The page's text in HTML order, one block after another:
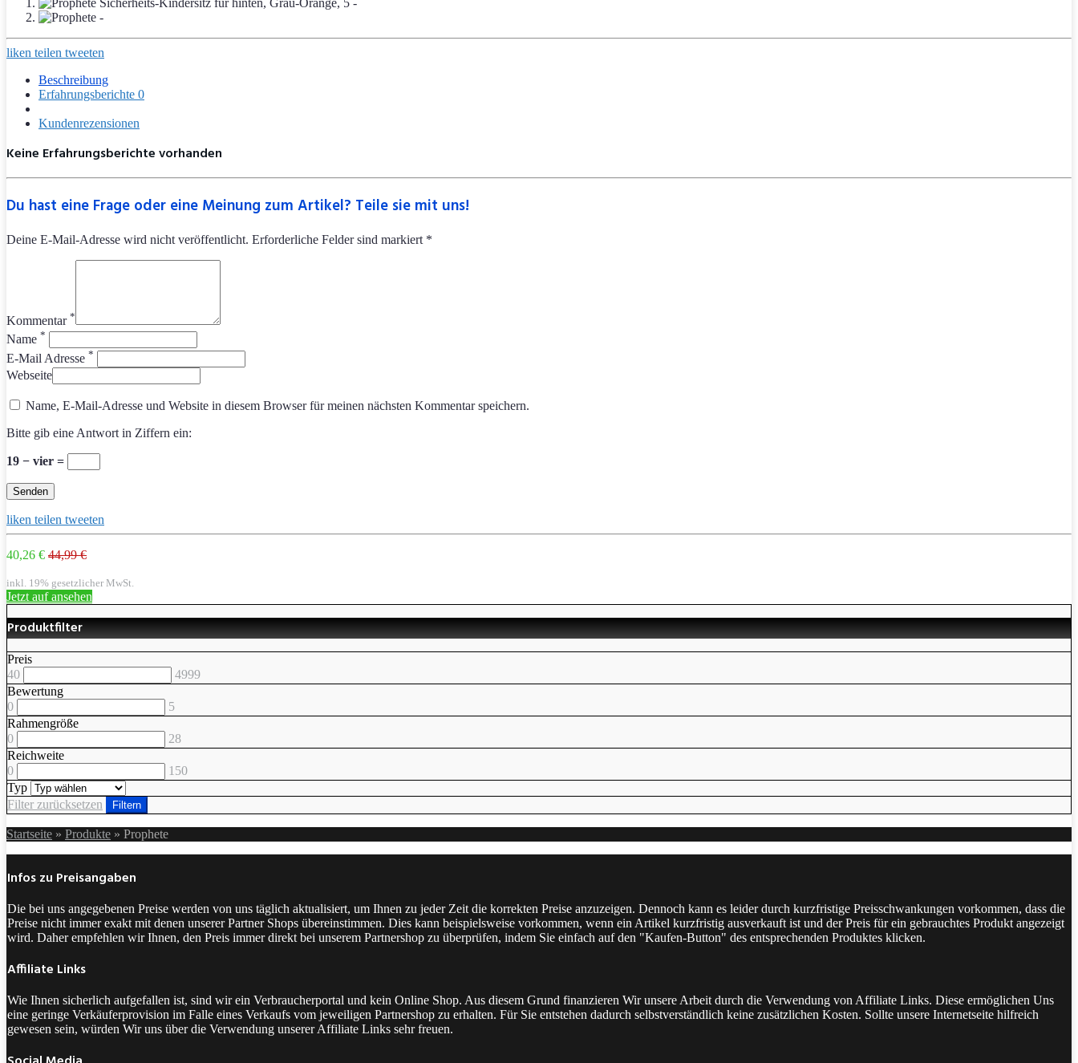
liken teilen tweeten
Beschreibung
Erfahrungsberichte 0
Kundenrezensionen
Keine Erfahrungsberichte vorhanden
Du hast eine Frage oder eine Meinung zum Artikel? Teile sie mit uns!
Deine E-Mail-Adresse wird nicht veröffentlicht. Erforderliche Felder sind markiert *
Kommentar *
Name *
E-Mail Adresse *
Webseite
Name, E-Mail-Adresse und Website in diesem Browser für meinen nächsten Kommentar speichern.
Bitte gib eine Antwort in Ziffern ein:
19 − vier =
liken teilen tweeten
40,26 € 44,99 €
inkl. 19% gesetzlicher MwSt.
Jetzt aufansehen
Produktfilter
Preis
40
4999
Bewertung
0
5
Rahmengröße
0
28
Reichweite
0
150
Typ
Filter zurücksetzen
Filtern
Startseite » Produkte » Prophete
Infos zu Preisangaben
Die bei uns angegebenen Preise werden von uns täglich aktualisiert, um Ihnen zu jeder Zeit die korrekten Preise anzuzeigen. Dennoch kann es leider durch kurzfristige Preisschwankungen vorkommen, dass die
Preise nicht immer exakt mit denen unserer Partner Shops übereinstimmen. Dies kann beispielsweise vorkommen, wenn ein Artikel kurzfristig ausverkauft ist und der Preis für ein gebrauchtes Produkt angezeigt
wird. Daher empfehlen wir Ihnen, den Preis immer direkt bei unserem Partnershop zu überprüfen, indem Sie einfach auf den "Kaufen-Button" des entsprechenden Produktes klicken.
Affiliate Links
Wie Ihnen sicherlich aufgefallen ist, sind wir ein Verbraucherportal und kein Online Shop. Aus diesem Grund finanzieren Wir unsere Arbeit durch die Verwendung von Affiliate Links. Diese ermöglichen Uns
eine geringe Verkäuferprovision im Falle eines Verkaufs vom jeweiligen Partnershop zu erhalten. Für Sie entstehen dadurch selbstverständlich keine zusätzlichen Kosten. Sollte unsere Internetseite hilfreich
gewesen sein, würden Wir uns über die Verwendung unserer Affiliate Links sehr freuen.